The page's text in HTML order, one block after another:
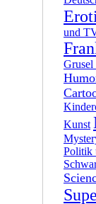
und
Kunst
Politik